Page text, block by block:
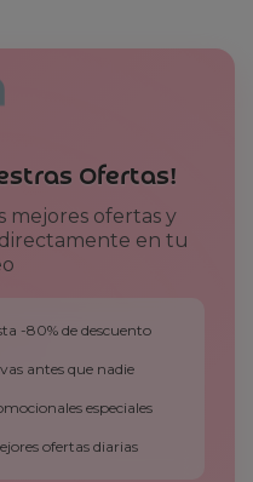
Ofertas!
mejores ofertas y
en tu
-80% de descuento
antes que nadie
especiales
ofertas diarias